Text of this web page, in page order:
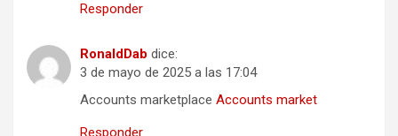
Responder
RonaldDab dice:
3 de mayo de 2025 a las 17:04
Accounts marketplace Accounts market
Responder